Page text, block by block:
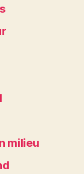
milieu